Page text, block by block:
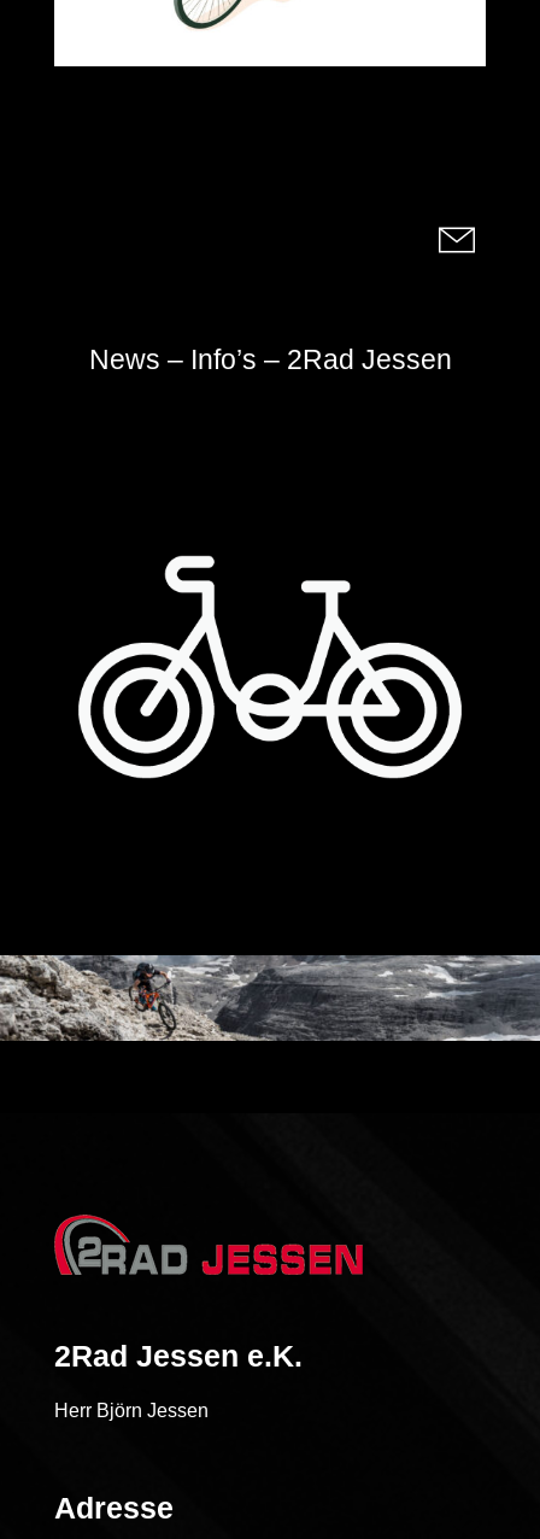
News – Info’s – 2Rad Jessen
2Rad Jessen e.K.
Herr Björn Jessen
Adresse